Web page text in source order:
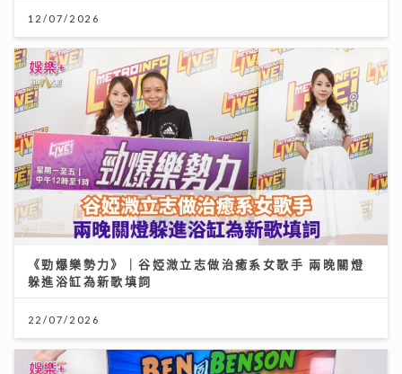
12/07/2026
《勁爆樂勢力》｜谷婭溦立志做治癒系女歌手 兩晚關燈
躲進浴缸為新歌填詞
22/07/2026